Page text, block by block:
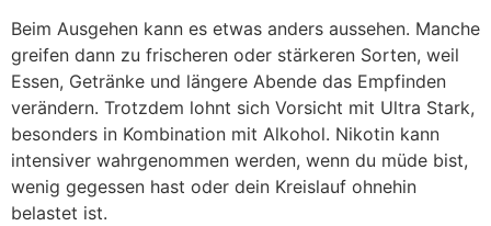
Beim Ausgehen kann es etwas anders aussehen. Manche
greifen dann zu frischeren oder stärkeren Sorten, weil
Essen, Getränke und längere Abende das Empfinden
verändern. Trotzdem lohnt sich Vorsicht mit Ultra Stark,
besonders in Kombination mit Alkohol. Nikotin kann
intensiver wahrgenommen werden, wenn du müde bist,
wenig gegessen hast oder dein Kreislauf ohnehin
belastet ist.